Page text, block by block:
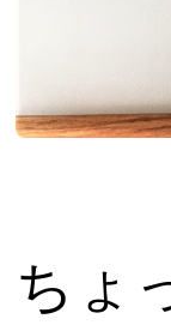
ちょ